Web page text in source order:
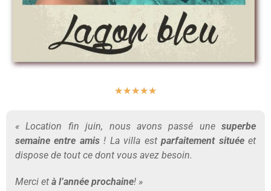
★★★★★
« Location fin juin, nous avons passé une superbe
semaine entre amis! La villa estparfaitement situéeet
dispose de tout ce dont vous avez besoin.
Merci et à l’année prochaine! »